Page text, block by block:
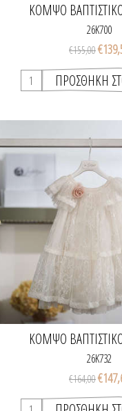
ΚΟΜΨΌ
26K700
€155,00
ΚΟΜΨΌ
26K732
€164,00